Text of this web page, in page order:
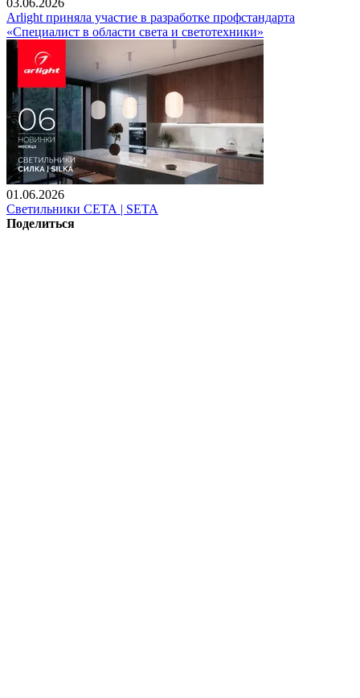
Arlight приняла участие в разработке профстандарта
«Специалист в области света и светотехники»
01.06.2026
Светильники СЕТА | SETA
Поделиться